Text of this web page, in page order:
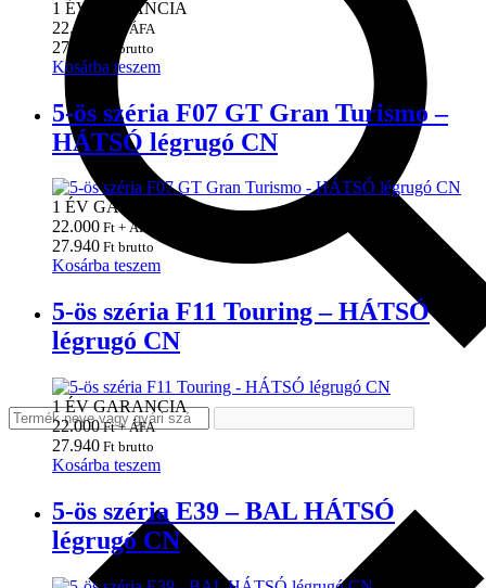
1 ÉV GARANCIA
22.000
Ft + ÁFA
27.940 Ft brutto
Kosárba teszem
5-ös széria F07 GT Gran Turismo –
HÁTSÓ légrugó CN
1 ÉV GARANCIA
22.000 Ft + ÁFA
27.940 Ft brutto
Kosárba teszem
5-ös széria F11 Touring – HÁTSÓ
légrugó CN
1 ÉV GARANCIA
22.000Ft + ÁFA
27.940 Ft brutto
Kosárba teszem
5-ös széria E39 – BAL HÁTSÓ
légrugó CN